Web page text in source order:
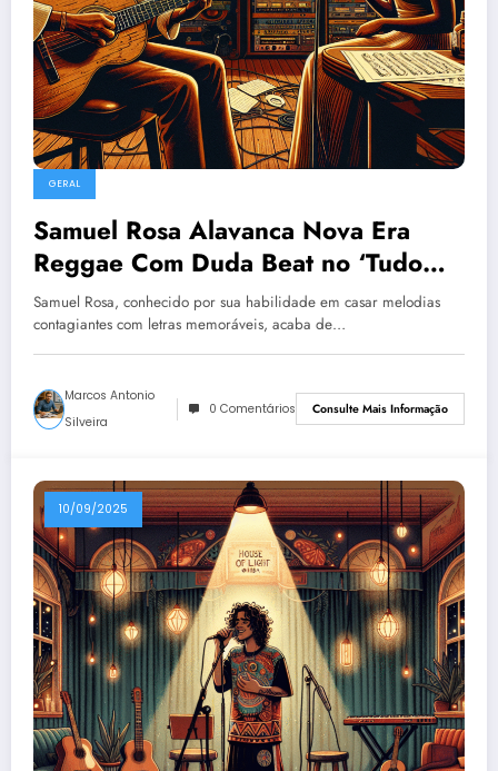
GERAL
Samuel Rosa Alavanca Nova Era
Reggae Com Duda Beat no ‘Tudo
Agora’
Samuel Rosa, conhecido por sua habilidade em casar melodias
contagiantes com letras memoráveis, acaba de…
Marcos Antonio
Silveira
0 Comentários Consulte Mais Informação
10/09/2025